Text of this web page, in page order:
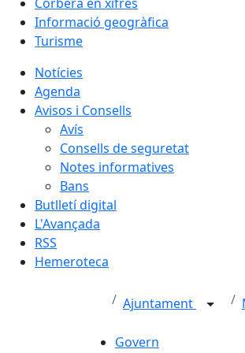
Informació geogràfica
Turisme
Notícies
Agenda
Avisos i Consells
Avís
Consells de seguretat
Notes informatives
Bans
Butlletí digital
L'Avançada
RSS
Hemeroteca
Ajuntament
Govern